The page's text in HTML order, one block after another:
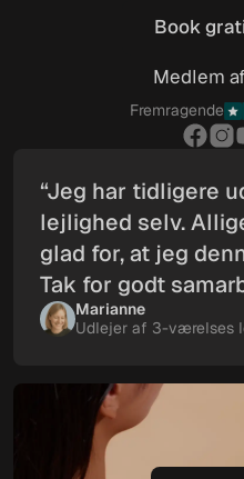
Book
Book
Medlem af
Fremragende
“Jeg har tidligere
lejlighed selv.
glad for, at jeg
Tak for godt
Marianne
Udlejer af 3-værelses